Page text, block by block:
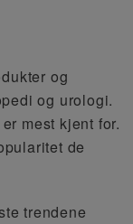
og
og urologi.
mest kjent for.
de
trendene